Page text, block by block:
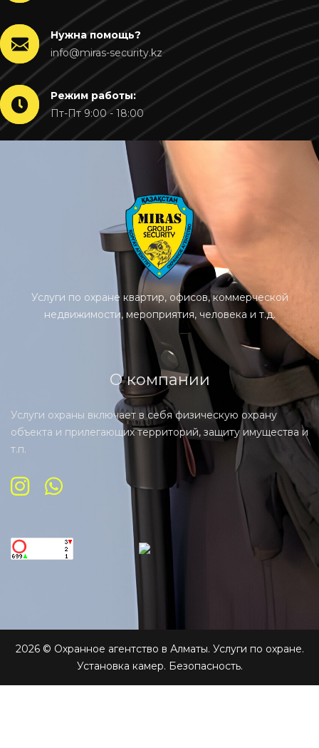
Нужна помощь?
info@miras-security.kz
Режим работы:
Пт-Пт 9:00 - 18:00
Услуги по охране квартир, офисов, коммерческой
недвижимости, мероприятия, человека и т.д.
О компании
Услуги охраны включает в себя физическую охрану
объекта и прилегающих территорий, защиту имущества и
т.п.
2026© Охранное агентство в Алматы. Услуги по охране.
Установка камер. Безопасность.